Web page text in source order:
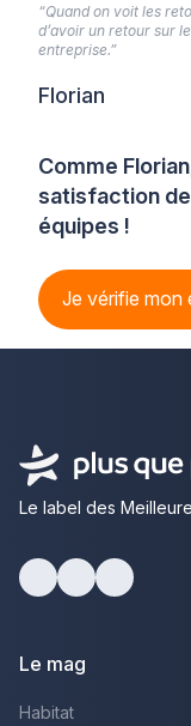
Comme
satisfaction
équipes !
Je vérifie mon
“Quand on voit les
d’avoir un retour sur
entreprise.”
Florian
Le label des
Le mag
Habitat